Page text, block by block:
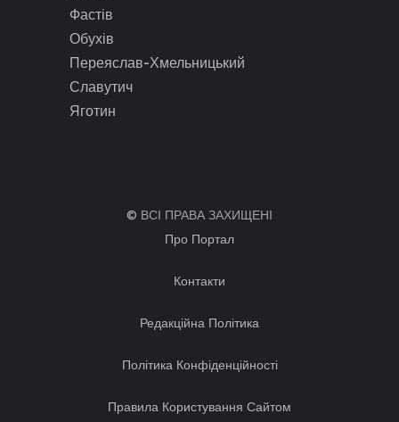
Фастів
Обухів
Переяслав-Хмельницький
Славутич
Яготин
© ВСІ ПРАВА ЗАХИЩЕНІ
Про Портал
Контакти
Редакційна Політика
Політика Конфіденційності
Правила Користування Сайтом